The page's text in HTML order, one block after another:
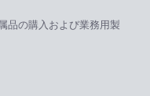
品の購入および業務用製